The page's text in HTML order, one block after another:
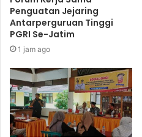
Penguatan Jejaring
Antarperguruan Tinggi
PGRI Se-Jatim
1 jam ago